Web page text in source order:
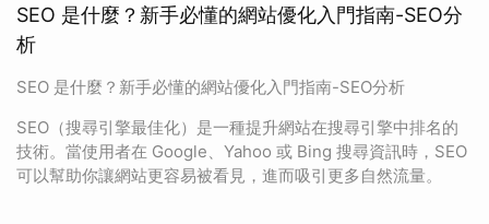
SEO 是什麼？新手必懂的網站優化入門指南-SEO分
析
SEO 是什麼？新手必懂的網站優化入門指南-SEO分析
SEO（搜尋引擎最佳化）是一種提升網站在搜尋引擎中排名的
技術。當使用者在 Google、Yahoo 或 Bing 搜尋資訊時，SEO
可以幫助你讓網站更容易被看見，進而吸引更多自然流量。